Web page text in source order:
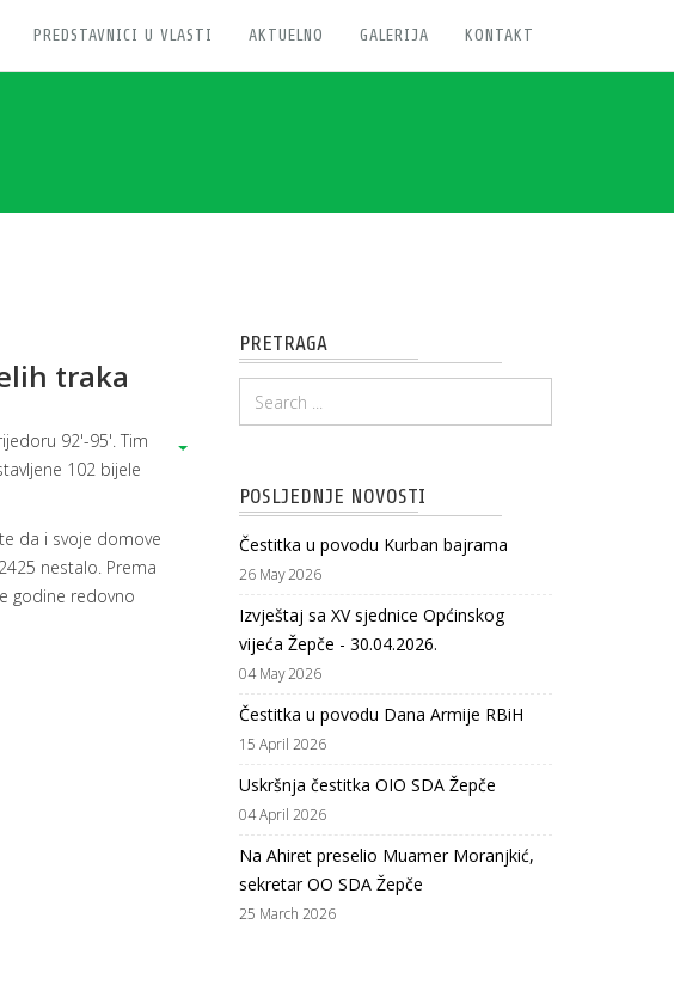
PREDSTAVNICI U VLASTI AKTUELNO GALERIJA KONTAKT
traka
92'-95'. Tim
102 bijele
da i svoje domove
nestalo. Prema
godine redovno
PRETRAGA
POSLJEDNJE NOVOSTI
Čestitka u povodu Kurban bajrama
26 May 2026
Izvještaj sa XV sjednice Općinskog
vijeća Žepče - 30.04.2026.
04 May 2026
Čestitka u povodu Dana Armije RBiH
15 April 2026
Uskršnja čestitka OIO SDA Žepče
04 April 2026
Na Ahiret preselio Muamer Moranjkić,
sekretar OO SDA Žepče
25 March 2026